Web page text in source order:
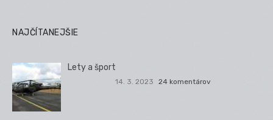
NAJČÍTANEJŠIE
Lety a šport
14. 3. 2023 24 komentárov